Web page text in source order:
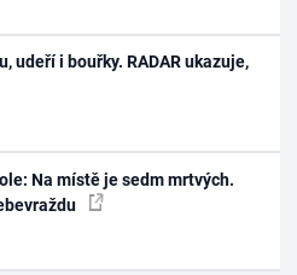
udeří i bouřky. RADAR ukazuje,
Na místě je sedm mrtvých.